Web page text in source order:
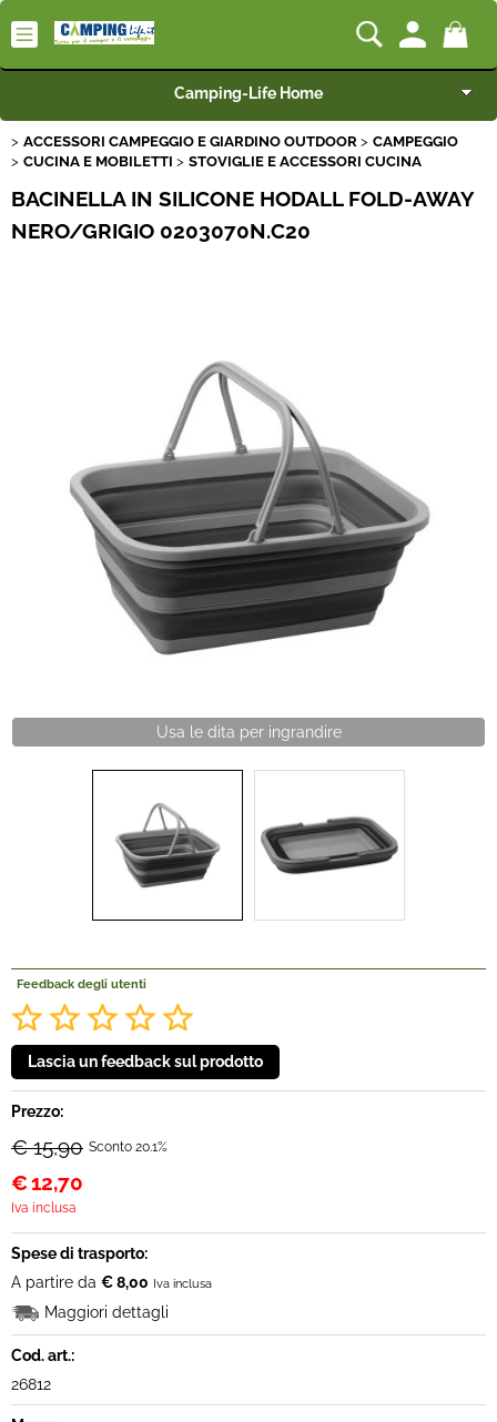
Camping-Life Home
Articoli per Camper e Caravan
Articoli per Furgonati e Van
BEST SELLER
Rimorchi
Nautica
Offerte Del mese
Fineserie e Occasioni
La nostra Officina
Veicoli Pronta consegna
Lavora Con Noi
ACCESSORI CAMPEGGIO E GIARDINO OUTDOOR
CAMPEGGIO
CUCINA E MOBILETTI
STOVIGLIE E ACCESSORI CUCINA
BACINELLA IN SILICONE HODALL FOLD-AWAY
NERO/GRIGIO 0203070N.C20
Usa le dita per ingrandire
Feedback degli utenti
Prezzo:
€ 15,90 Sconto 20.1%
€12,70
Iva inclusa
Spese di trasporto:
A partire da € 8,00 Iva inclusa
Maggiori dettagli
Cod. art.:
26812